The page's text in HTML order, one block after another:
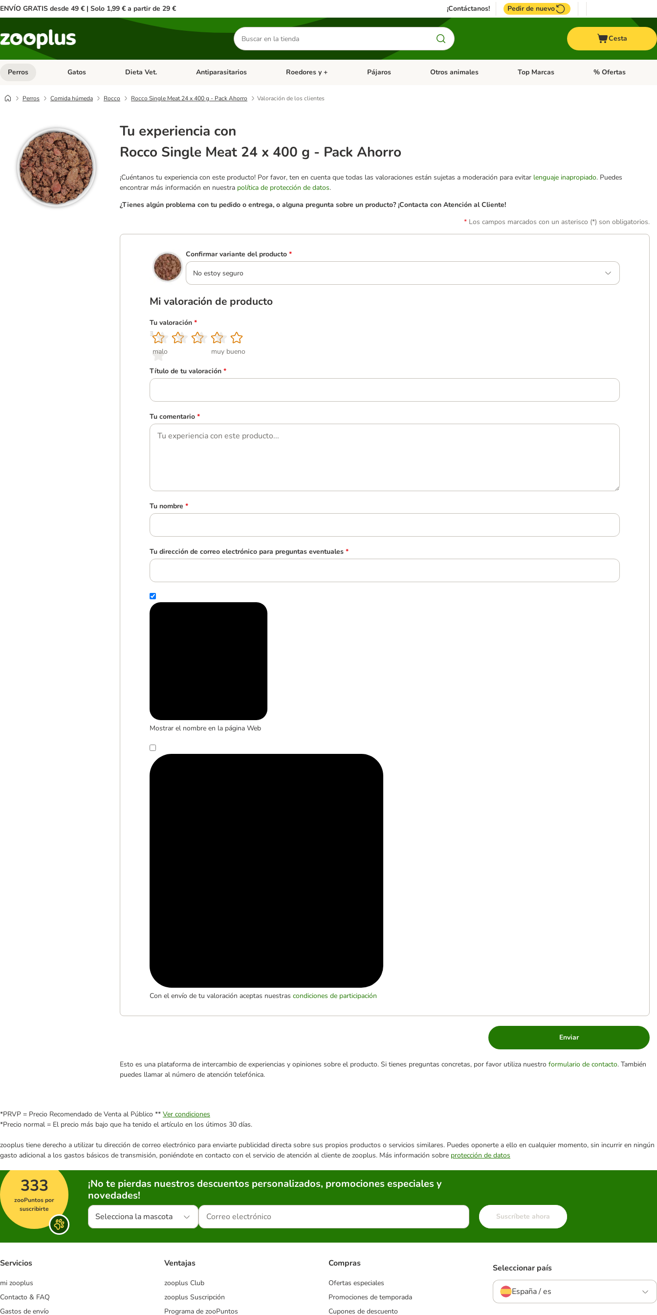
ENVÍO GRATIS desde 49 € | Solo 1,99 € a partir de 29 € ¡Contáctanos! Pedir de nuevo
Buscar
productos
Cesta
Perros Menú de categoria abierto: Perros
Gatos Menú de categoria abierto: Gatos
Dieta Vet. Menú de categoria abierto: Dieta Vet.
Antiparasitarios Menú de categoria abierto: Antiparasitarios
Roedores y + Menú de categoria abierto: Roedores y +
Pájaros Menú de categoria abierto: Pájaros
Otros animales Menú de categoria abierto: Otros animales
Top Marcas Menú de categoria
% Ofertas
Perros Comida húmeda Rocco Rocco Single Meat 24 x 400 g - Pack Ahorro Valoración de los clientes
Tu experiencia con
Rocco Single Meat 24 x 400 g - Pack Ahorro
¡Cuéntanos tu experiencia con este producto! Por favor, ten en cuenta que todas las valoraciones están sujetas a moderación para evitar lenguaje inapropiado. Puedes
encontrar más información en nuestra política de protección de datos.
¿Tienes algún problema con tu pedido o entrega, o alguna pregunta sobre un producto? ¡Contacta con Atención al Cliente!
Los campos marcados con un asterisco (*) son obligatorios.
Confirmar variante del producto *
No estoy seguro
Mi valoración de producto
Tu valoración *
1
malo
2
3
4
5
muy bueno
Título de tu valoración *
Tu comentario *
Tu nombre *
Tu dirección de correo electrónico para preguntas eventuales *
Mostrar el nombre en la página Web
Con el envío de tu valoración aceptas nuestras condiciones de participación
Enviar
Esto es una plataforma de intercambio de experiencias y opiniones sobre el producto. Si tienes preguntas concretas, por favor utiliza nuestro formulario de contacto. También
puedes llamar al número de atención telefónica.
*PRVP = Precio Recomendado de Venta al Público ** Ver condiciones
*Precio normal = El precio más bajo que ha tenido el artículo en los útimos 30 días.
zooplus tiene derecho a utilizar tu dirección de correo electrónico para enviarte publicidad directa sobre sus propios productos o servicios similares. Puedes oponerte a ello en cualquier momento, sin incurrir en ningún
gasto adicional a los gastos básicos de transmisión, poniéndote en contacto con el servicio de atención al cliente de zooplus. Más información sobre protección de datos
333
zooPuntos por
suscribirte
¡No te pierdas nuestros descuentos personalizados, promociones especiales y
novedades!
Selecciona la mascota Suscríbete ahora
Servicios
mi zooplus
Contacto & FAQ
Gastos de envío
Ventajas
zooplus Club
zooplus Suscripción
Programa de zooPuntos
Compras
Ofertas especiales
Promociones de temporada
Cupones de descuento
Seleccionar país
España / es